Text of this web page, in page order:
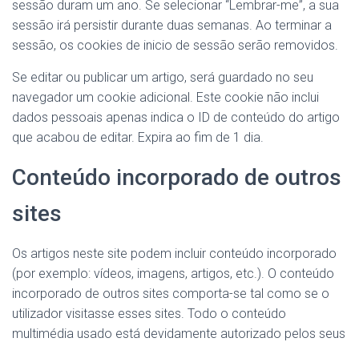
sessão duram um ano. Se selecionar “Lembrar-me”, a sua
sessão irá persistir durante duas semanas. Ao terminar a
sessão, os cookies de inicio de sessão serão removidos.
Se editar ou publicar um artigo, será guardado no seu
navegador um cookie adicional. Este cookie não inclui
dados pessoais apenas indica o ID de conteúdo do artigo
que acabou de editar. Expira ao fim de 1 dia.
Conteúdo incorporado de outros
sites
Os artigos neste site podem incluir conteúdo incorporado
(por exemplo: vídeos, imagens, artigos, etc.). O conteúdo
incorporado de outros sites comporta-se tal como se o
utilizador visitasse esses sites. Todo o conteúdo
multimédia usado está devidamente autorizado pelos seus